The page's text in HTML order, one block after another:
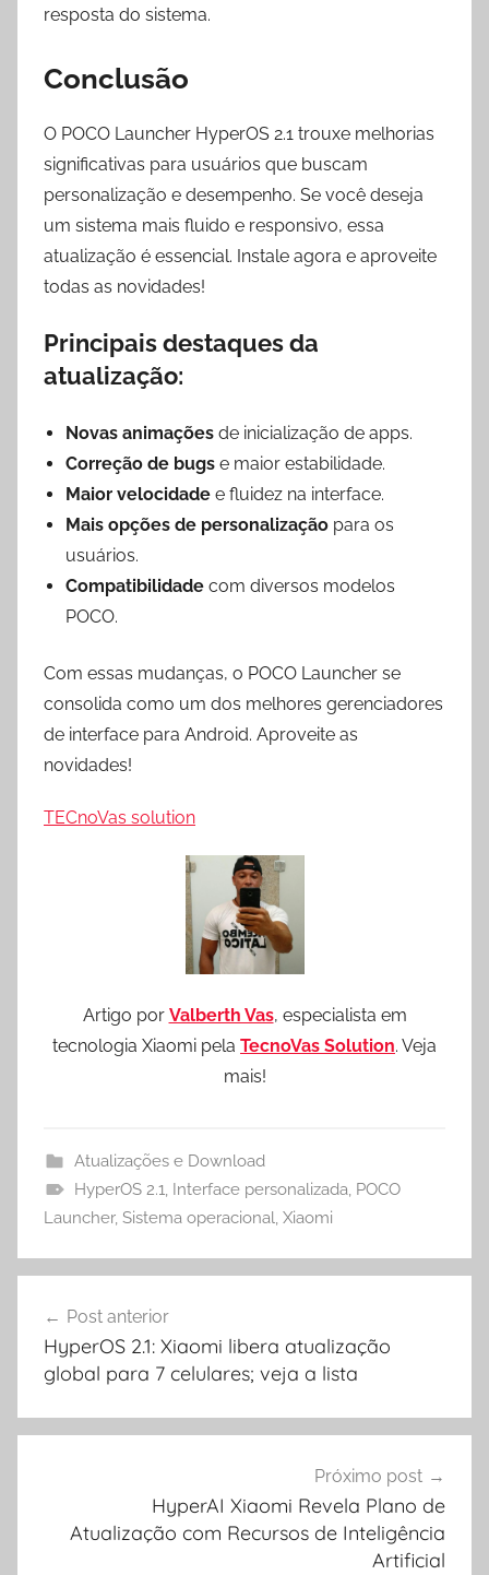
resposta do sistema.
Conclusão
O POCO Launcher HyperOS 2.1 trouxe melhorias
significativas para usuários que buscam
personalização e desempenho. Se você deseja
um sistema mais fluido e responsivo, essa
atualização é essencial. Instale agora e aproveite
todas as novidades!
Principais destaques da
atualização:
Novas animações de inicialização de apps.
Correção de bugs e maior estabilidade.
Maior velocidade e fluidez na interface.
Mais opções de personalização para os
usuários.
Compatibilidade com diversos modelos
POCO.
Com essas mudanças, o POCO Launcher se
consolida como um dos melhores gerenciadores
de interface para Android. Aproveite as
novidades!
TECnoVas solution
Artigo por Valberth Vas, especialista em
tecnologia Xiaomi pela TecnoVas Solution. Veja
mais!
Atualizações e Download
HyperOS 2.1, Interface personalizada, POCO
Launcher, Sistema operacional, Xiaomi
de
Post
Post anterior
HyperOS 2.1: Xiaomi libera atualização
global para 7 celulares; veja a lista
Próximo post
HyperAI Xiaomi Revela Plano de
Atualização com Recursos de Inteligência
Artificial